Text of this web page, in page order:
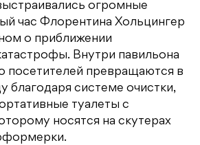
огромные
час Флорентина Хольцингер
о приближении
Внутри павильона
посетителей превращаются в
благодаря системе очистки,
туалеты с
носятся на скутерах